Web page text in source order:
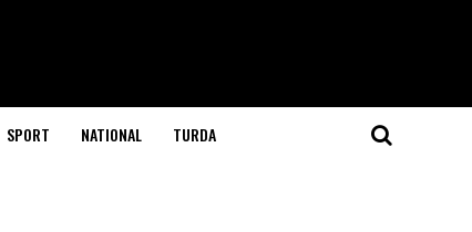
SPORT NATIONAL TURDA